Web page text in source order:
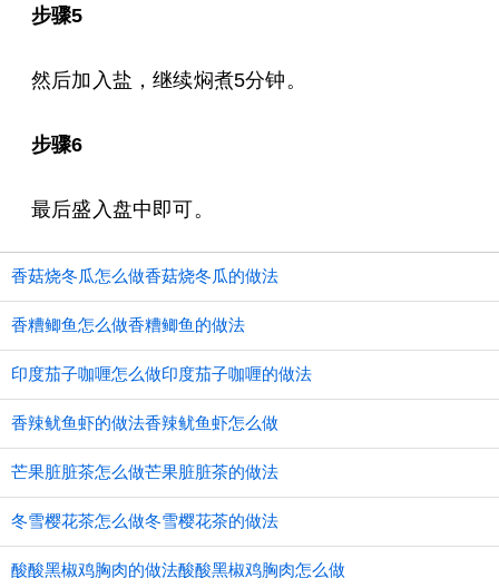
步骤5
然后加入盐，继续焖煮5分钟。
步骤6
最后盛入盘中即可。
香菇烧冬瓜怎么做香菇烧冬瓜的做法
香糟鲫鱼怎么做香糟鲫鱼的做法
印度茄子咖喱怎么做印度茄子咖喱的做法
香辣鱿鱼虾的做法香辣鱿鱼虾怎么做
芒果脏脏茶怎么做芒果脏脏茶的做法
冬雪樱花茶怎么做冬雪樱花茶的做法
酸酸黑椒鸡胸肉的做法酸酸黑椒鸡胸肉怎么做